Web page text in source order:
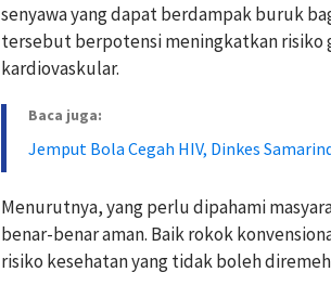
senyawa yang dapat berdampak buruk
tersebut berpotensi meningkatkan risiko
kardiovaskular.
Baca juga:
Jemput Bola Cegah HIV, Dinkes
Menurutnya, yang perlu dipahami
benar-benar aman. Baik rokok
risiko kesehatan yang tidak boleh